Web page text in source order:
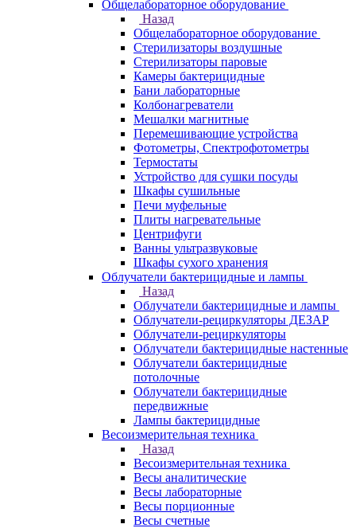
Общелабораторное оборудование
Назад
Общелабораторное оборудование
Стерилизаторы воздушные
Стерилизаторы паровые
Камеры бактерицидные
Бани лабораторные
Колбонагреватели
Мешалки магнитные
Перемешивающие устройства
Фотометры, Спектрофотометры
Термостаты
Устройство для сушки посуды
Шкафы сушильные
Печи муфельные
Плиты нагревательные
Центрифуги
Ванны ультразвуковые
Шкафы сухого хранения
Облучатели бактерицидные и лампы
Назад
Облучатели бактерицидные и лампы
Облучатели-рециркуляторы ДЕЗАР
Облучатели-рециркуляторы
Облучатели бактерицидные настенные
Облучатели бактерицидные
потолочные
Облучатели бактерицидные
передвижные
Лампы бактерицидные
Весоизмерительная техника
Назад
Весоизмерительная техника
Весы аналитические
Весы лабораторные
Весы порционные
Весы счетные